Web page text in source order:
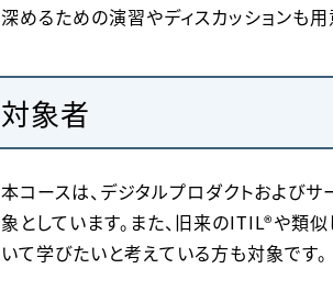
深めるための演習やディスカッションも
対象者
本コースは、デジタルプロダクトおよび
象としています。また、旧来のITIL®や類
いて学びたいと考えている方も対象です。